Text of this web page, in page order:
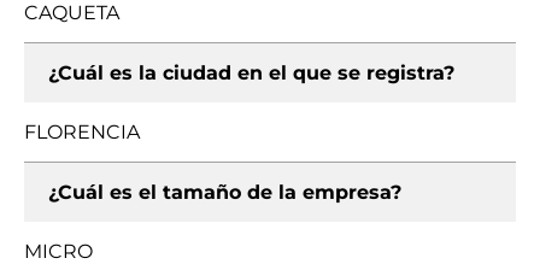
CAQUETA
¿Cuál es la ciudad en el que se registra?
FLORENCIA
¿Cuál es el tamaño de la empresa?
MICRO